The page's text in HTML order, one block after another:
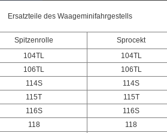
Ersatzteile des Waageminifahrgestells
Spitzenrolle Sprocekt
104TL 104TL
106TL 106TL
114S 114S
115T 115T
116S 116S
118 118